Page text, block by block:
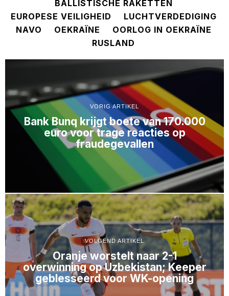
BALLISTISCHE RAKETTEN
EUROPESE VEILIGHEID
LUCHTVERDEDIGING
NAVO
OEKRAÏNE
OORLOG IN OEKRAÏNE
RUSLAND
VORIG ARTIKEL
Bank Bunq krijgt boete van 170.000
euro voor trage reacties op
fraudegevallen
VOLGEND ARTIKEL
Oranje worstelt naar 2-1
overwinning op Uzbekistan; Keeper
geblesseerd voor WK-opening